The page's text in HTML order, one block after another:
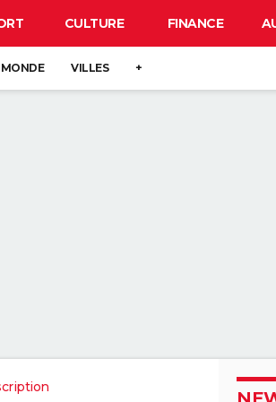
CULTURE FINANCE
MONDE VILLES +